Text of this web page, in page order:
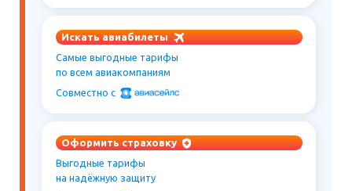
Искать авиабилеты
Самые выгодные тарифы
по всем авиакомпаниям
Совместно c
Оформить страховку
Выгодные тарифы
на надёжную защиту